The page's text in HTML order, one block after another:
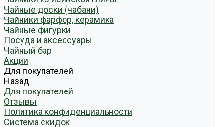
Чайные доски (чабани)
Чайники фарфор, керамика
Чайные фигурки
Посуда и аксессуары
Чайный бар
Акции
Для покупателей
Назад
Для покупателей
Отзывы
Политика конфиденциальности
Система скидок